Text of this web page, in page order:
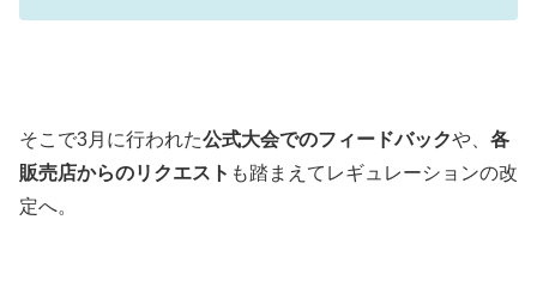
そこで3月に行われた公式大会でのフィードバックや、 各
販売店からのリクエスト も踏まえてレギュレーションの改
定へ。